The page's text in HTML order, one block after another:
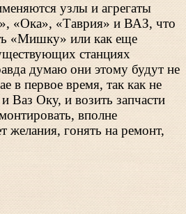
узлы и агрегаты
«Ока», «Таврия» и ВАЗ, что
«Мишку» или как еще
станциях
думаю они этому будут не
в первое время, так как не
Ваз Оку, и возить запчасти
вполне
желания, гонять на ремонт,